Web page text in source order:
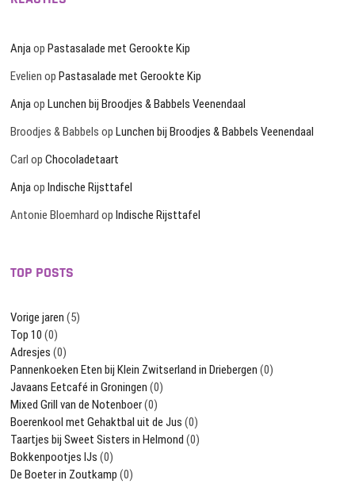
Anjaop Pastasalade met Gerookte Kip
Evelien op Pastasalade met Gerookte Kip
Anjaop Lunchen bij Broodjes & Babbels Veenendaal
Broodjes & Babbels op Lunchen bij Broodjes & Babbels Veenendaal
Carl opChocoladetaart
Anjaop Indische Rijsttafel
Antonie Bloemhard op Indische Rijsttafel
TOP POSTS
Vorige jaren (5)
Top 10 (0)
Adresjes (0)
Pannenkoeken Eten bij Klein Zwitserland in Driebergen (0)
Javaans Eetcafé in Groningen (0)
Mixed Grill van de Notenboer(0)
Boerenkool met Gehaktbal uit de Jus (0)
Taartjes bij Sweet Sisters in Helmond (0)
Bokkenpootjes IJs (0)
De Boeter in Zoutkamp (0)